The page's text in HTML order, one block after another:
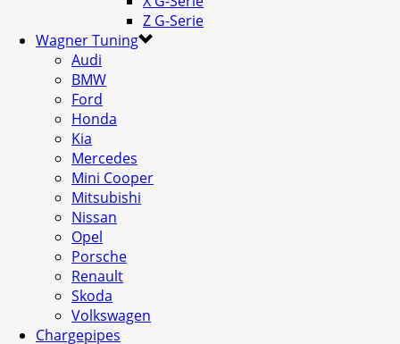
Z G-Serie
Wagner Tuning
Audi
BMW
Ford
Honda
Kia
Mercedes
Mini Cooper
Mitsubishi
Nissan
Opel
Porsche
Renault
Skoda
Volkswagen
Chargepipes